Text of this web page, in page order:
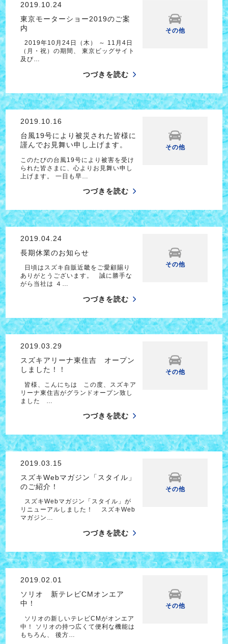
2019.10.24
東京モーターショー2019のご案
内
2019年10月24日（木） ～ 11月4日
（月・祝）の期間、 東京ビッグサイト
及び…
つづきを読む
その他
2019.10.16
台風19号により被災された皆様に
謹んでお見舞い申し上げます。
このたびの台風19号により被害を受け
られた皆さまに、心よりお見舞い申し
上げます。 一日も早…
つづきを読む
その他
2019.04.24
長期休業のお知らせ
日頃はスズキ自販近畿をご愛顧賜り
ありがとうございます。 誠に勝手な
がら当社は ４…
つづきを読む
その他
2019.03.29
スズキアリーナ東住吉 オープン
しました！！
皆様、こんにちは この度、スズキア
リーナ東住吉がグランドオープン致し
ました …
つづきを読む
その他
2019.03.15
スズキWebマガジン「スタイル」
のご紹介！
スズキWebマガジン「スタイル」が
リニューアルしました！ スズキWeb
マガジン…
つづきを読む
その他
2019.02.01
ソリオ 新テレビCMオンエア
中！
ソリオの新しいテレビCMがオンエア
中！ ソリオの持つ広くて便利な機能は
もちろん、 後方…
その他